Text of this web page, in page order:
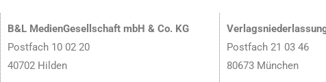
B&L MedienGesellschaft mbH & Co. KG
Postfach 10 02 20
40702 Hilden
Postfach 21 03 46
80673 München